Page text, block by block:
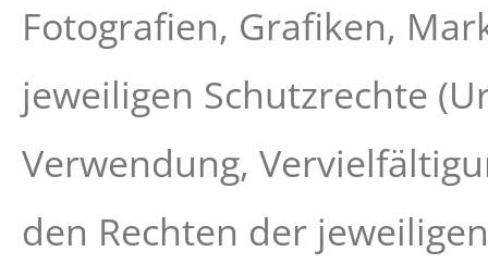
Fotografien, Grafiken,
jeweiligen Schutzrechte
Verwendung,
den Rechten der